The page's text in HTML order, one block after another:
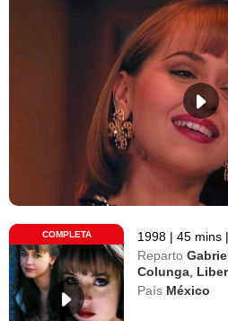
COMPLETA 1998 | 45 mins |
Reparto
Colunga
País México